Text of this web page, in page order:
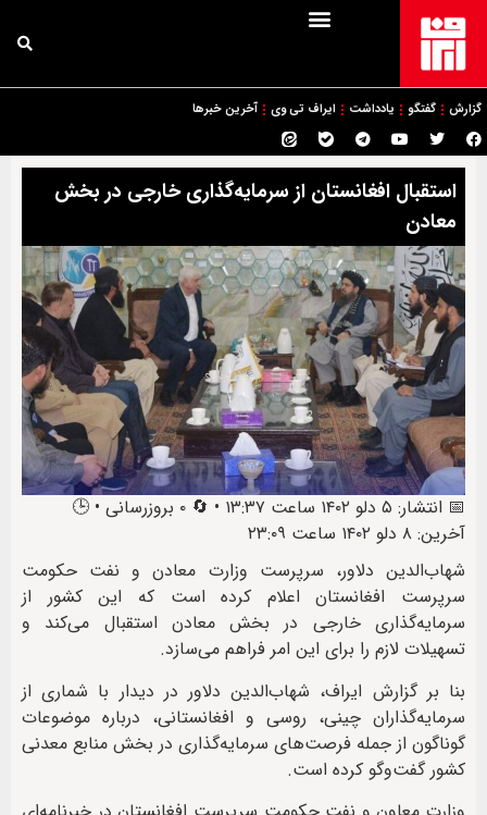
گزارش گفتگو یادداشت ایراف تی وی آخرین خبرها
استقبال افغانستان از سرمایه‌گذاری خارجی در بخش
معادن
📅 انتشار: ۵ دلو ۱۴۰۲ ساعت ۱۳:۳۷ • 🔄 ۰ بروزرسانی • 🕒
آخرین: ۸ دلو ۱۴۰۲ ساعت ۲۳:۰۹
شهاب‌الدین دلاور، سرپرست وزارت معادن و نفت حکومت
سرپرست افغانستان اعلام کرده است که این کشور از
سرمایه‌گذاری خارجی در بخش معادن استقبال می‌کند و
تسهیلات لازم را برای این امر فراهم می‌سازد.
بنا بر گزارش ایراف، شهاب‌الدین دلاور در دیدار با شماری از
سرمایه‌گذاران چینی، روسی و افغانستانی، درباره موضوعات
گوناگون از جمله فرصت‌های سرمایه‌گذاری در بخش منابع معدنی
کشور گفت‌وگو کرده است.